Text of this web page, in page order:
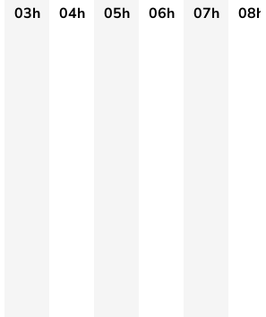
03h 04h 05h 06h 07h
08h